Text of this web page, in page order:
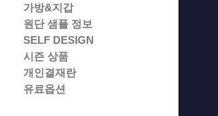
가방&지갑
원단 샘플 정보
SELF DESIGN
시즌 상품
개인결재란
유료옵션